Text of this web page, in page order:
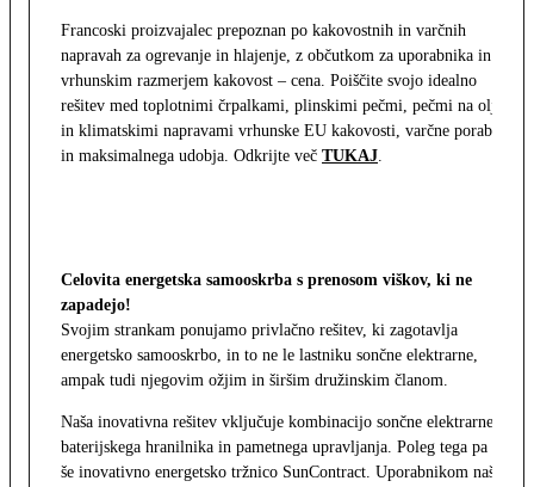
Francoski proizvajalec prepoznan po kakovostnih in varčnih
napravah za ogrevanje in hlajenje, z občutkom za uporabnika in z
vrhunskim razmerjem kakovost – cena. Poiščite svojo idealno
rešitev med toplotnimi črpalkami, plinskimi pečmi, pečmi na olje
in klimatskimi napravami vrhunske EU kakovosti, varčne porabe
in maksimalnega udobja. Odkrijte več TUKAJ.
Celovita energetska samooskrba s prenosom viškov, ki ne
zapadejo!
Svojim strankam ponujamo privlačno rešitev, ki zagotavlja
energetsko samooskrbo, in to ne le lastniku sončne elektrarne,
ampak tudi njegovim ožjim in širšim družinskim članom.
Naša inovativna rešitev vključuje kombinacijo sončne elektrarne,
baterijskega hranilnika in pametnega upravljanja. Poleg tega pa
še inovativno energetsko tržnico SunContract. Uporabnikom naša